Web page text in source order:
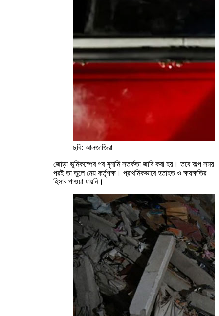
ছবি: আলজাজিরা
জোড়া ভূমিকম্পের পর সুনামি সতর্কতা জারি করা হয়। তবে অল্প সময়
পরই তা তুলে নেয় কর্তৃপক্ষ। প্রাথমিকভাবে হতাহত ও ক্ষয়ক্ষতির
হিসাব পাওয়া যায়নি।